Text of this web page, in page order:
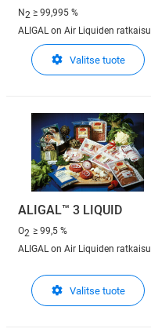
N2 ≥ 99,995 %
ALIGAL on Air Liquiden ratkaisu
elintarvikekäyttöön
Valitse tuote
ALIGAL™ 3 LIQUID
O2 ≥ 99,5 %
ALIGAL on Air Liquiden ratkaisu
Valitse tuote